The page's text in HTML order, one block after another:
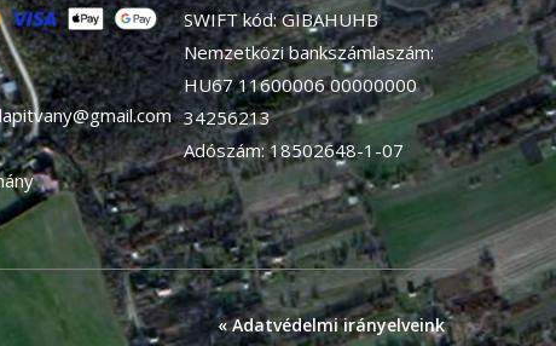
SWIFT kód: GIBAHUHB
Nemzetközi bankszámlaszám:
HU67 11600006 00000000
34256213
Adószám: 18502648-1-07
« Adatvédelmi irányelveink